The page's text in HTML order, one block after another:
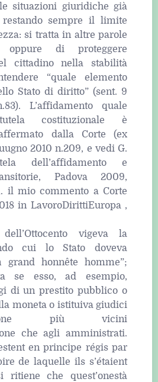
situazioni giuridiche già
restando sempre il limite
si tratta in altre parole
di proteggere
cittadino nella stabilità
“quale elemento
Stato di diritto” (sent. 9
L’affidamento quale
costituzionale è
dalla Corte (ex
2010 n.209, e vedi G.
dell’affidamento e
Padova 2009,
il mio commento a Corte
in LavoroDirittiEuropa ,
vigeva la
cui lo Stato doveva
grand honnête homme”;
se esso, ad esempio,
di un prestito pubblico o
moneta o istituiva giudici
più vicini
che agli amministrati.
en principe régis par
de laquelle ils s’étaient
ritiene che quest’onestà